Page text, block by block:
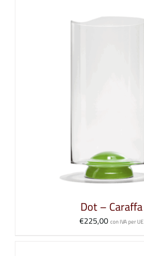
Dot – Caraffa
€225,00 con IVA per UE